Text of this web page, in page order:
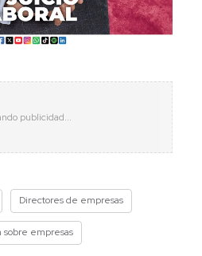
Directores de empresas
sobre empresas